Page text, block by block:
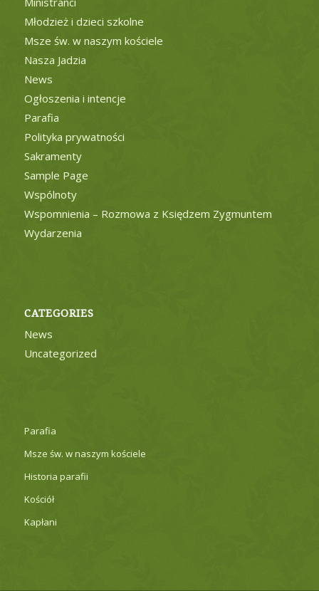
Młodzież i dzieci szkolne
Msze św. w naszym kościele
Nasza Jadzia
News
Ogłoszenia i intencje
Parafia
Polityka prywatności
Sakramenty
Sample Page
Wspólnoty
Wspomnienia – Rozmowa z Księdzem Zygmuntem
Wydarzenia
CATEGORIES
News
Uncategorized
Parafia
Msze św. w naszym kościele
Historia parafii
Kościół
Kapłani